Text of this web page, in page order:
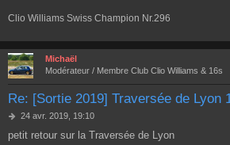
Clio Williams Swiss Champion Nr.296
Michaël
Modérateur / Membre Club Clio Williams & 16s
Re: [Sortie 2019] Traversée de Lyon
M
s
24 avr. 2019, 19:10
petit retour sur la Traversée de Lyon